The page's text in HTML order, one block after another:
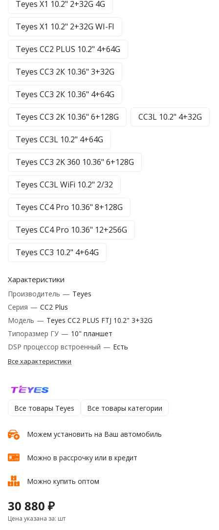
Teyes X1 10.2" 2+32G 4G
Teyes X1 10.2" 2+32G WI-FI
Teyes CC2 PLUS 10.2" 4+64G
Teyes CC3 2К 10.36" 3+32G
Teyes CC3 2К 10.36" 4+64G
Teyes CC3 2К 10.36" 6+128G CC3L 10.2" 4+32G
Teyes CC3L 10.2" 4+64G
Teyes CC3 2K 360 10.36" 6+128G
Teyes CC3L WiFi 10.2" 2/32
Teyes CC4 Pro 10.36" 8+128G
Teyes CC4 Pro 10.36" 12+256G
Teyes CC3 10.2" 4+64G
Характеристики
Производитель — Teyes
Серия — CC2 Plus
Модель — Teyes CC2 PLUS FTJ 10.2" 3+32G
Типоразмер ГУ — 10" планшет
DSP процессор встроенный — Есть
Все характеристики
Все товары Teyes Все товары категории
Можем установить на Ваш автомобиль
Можно в рассрочку или в кредит
Можно купить оптом
30 880 ₽
Цена указана за: шт